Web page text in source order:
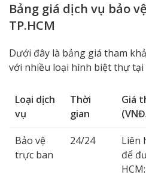
Bảng giá dịch vụ bảo
TP.HCM
Dưới đây là bảng giá tham
với nhiều loại hình biệt thự tại
Loại dịch
vụ
Thời
gian
Giá
Bảo vệ
trực ban
24/24
Liên
để
HCM: